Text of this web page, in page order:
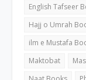
English Tafseer
Hajj o Umrah
ilm e Mustafa
Maktobat